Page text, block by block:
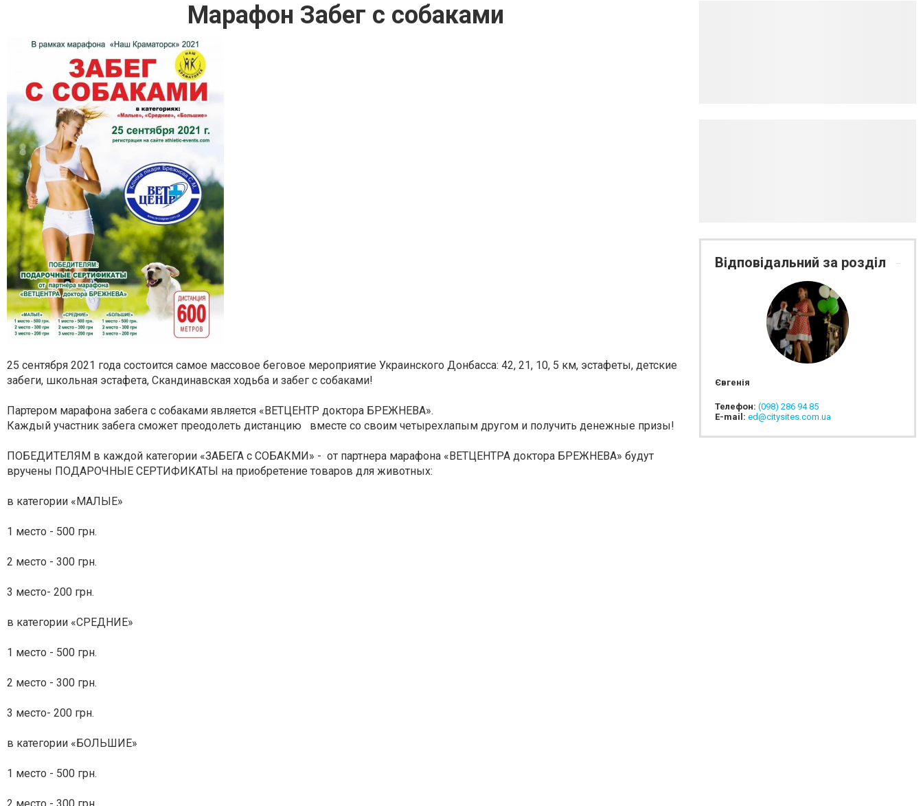
Марафон Забег с собаками
25 сентября 2021 года состоится самое массовое беговое мероприятие Украинского Донбасса: 42, 21, 10, 5 км, эстафеты, детские
забеги, школьная эстафета, Скандинавская ходьба и забег с собаками!
Партером марафона забега с собаками является «ВЕТЦЕНТР доктора БРЕЖНЕВА».
Каждый участник забега сможет преодолеть дистанцию вместе со своим четырехлапым другом и получить денежные призы!
ПОБЕДИТЕЛЯМ в каждой категории «ЗАБЕГА с СОБАКМИ» - от партнера марафона «ВЕТЦЕНТРА доктора БРЕЖНЕВА» будут
вручены ПОДАРОЧНЫЕ СЕРТИФИКАТЫ на приобретение товаров для животных:
в категории «МАЛЫЕ»
1 место - 500 грн.
2 место - 300 грн.
3 место- 200 грн.
в категории «СРЕДНИЕ»
1 место - 500 грн.
2 место - 300 грн.
3 место- 200 грн.
в категории «БОЛЬШИЕ»
1 место - 500 грн.
Відповідальний за розділ
Євгенія
Телефон: (098) 286 94 85
E-mail: ed@citysites.com.ua